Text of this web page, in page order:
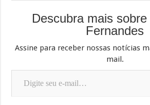
Descubra mais
Fernandes
Assine para receber nossas notícias
mail.
Digite seu e-mail…